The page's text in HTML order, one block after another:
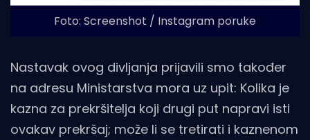
Foto: Screenshot / Instagram poruke
Nastavak ovog divljanja prijavili smo također
na adresu Ministarstva mora uz upit: Kolika je
kazna za prekršitelja koji drugi put napravi isti
ovakav prekršaj; može li se tretirati i kaznenom